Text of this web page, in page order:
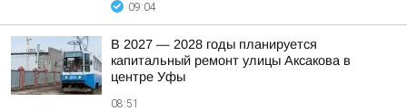
09:04
В 2027 — 2028 годы планируется
капитальный ремонт улицы Аксакова в
центре Уфы
08:51